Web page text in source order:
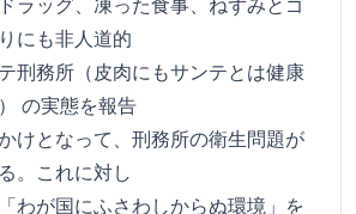
にも非人道的
刑務所（皮肉にもサンテとは健康
の実態を報告
けとなって、刑務所の衛生問題が
。これに対し
わが国にふさわしからぬ環境」を